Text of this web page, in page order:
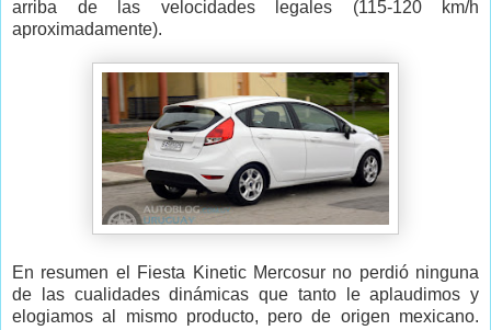
arriba de las velocidades legales (115-120 km/h
aproximadamente).
En resumen el Fiesta Kinetic Mercosur no perdió ninguna
de las cualidades dinámicas que tanto le aplaudimos y
elogiamos al mismo producto, pero de origen mexicano.